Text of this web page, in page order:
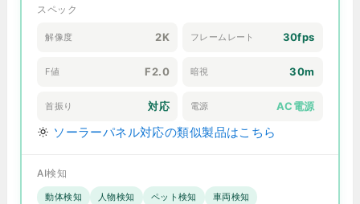
スペック
解像度 2K フレームレート 30fps
F値 F2.0 暗視 30m
首振り 対応 電源 AC電源
ソーラーパネル対応の類似製品はこちら
AI検知
動体検知 人物検知 ペット検知
車両検知